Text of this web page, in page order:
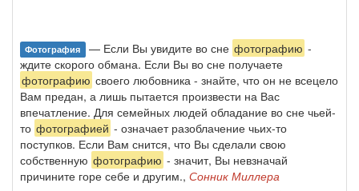
Фотография — Если Вы увидите во сне фотографию -
ждите скорого обмана. Если Вы во сне получаете
фотографию своего любовника - знайте, что он не всецело
Вам предан, а лишь пытается произвести на Вас
впечатление. Для семейных людей обладание во сне чьей-
то фотографией - означает разоблачение чьих-то
поступков. Если Вам снится, что Вы сделали свою
собственную фотографию - значит, Вы невзначай
причините горе себе и другим., Сонник Миллера